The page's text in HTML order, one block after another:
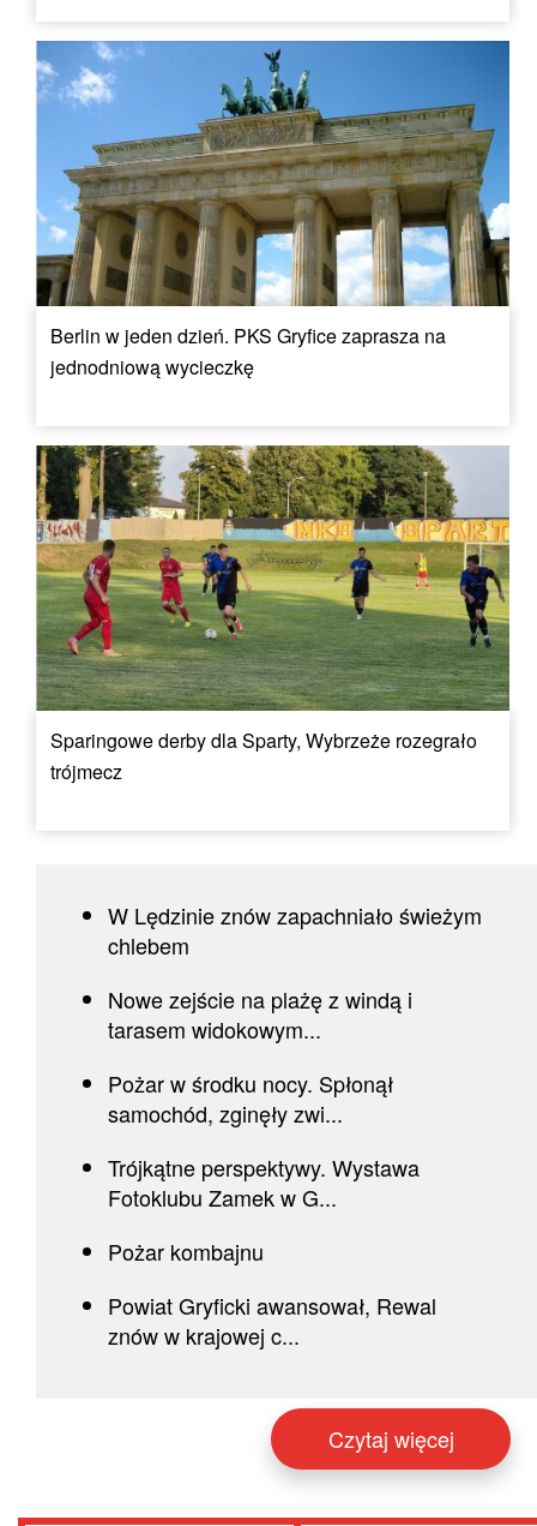
Berlin w jeden dzień. PKS Gryfice zaprasza na
jednodniową wycieczkę
Sparingowe derby dla Sparty, Wybrzeże rozegrało
trójmecz
W Lędzinie znów zapachniało świeżym
chlebem
Nowe zejście na plażę z windą i
tarasem widokowym...
Pożar w środku nocy. Spłonął
samochód, zginęły zwi...
Trójkątne perspektywy. Wystawa
Fotoklubu Zamek w G...
Pożar kombajnu
Powiat Gryficki awansował, Rewal
znów w krajowej c...
Czytaj więcej